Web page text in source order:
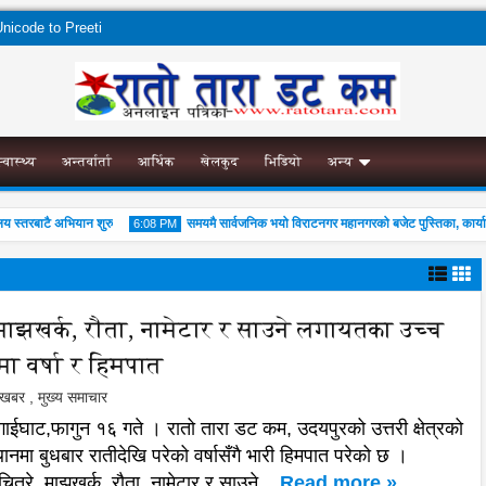
to Preeti
अन्तर्वार्ता आर्थिक खेलकुद भिडियो अन्य
अभियान शुरु 6:08 PM
04 Aug
समयमै सार्वजनिक भयो विराटनगर महानगरको बजेट पुस्तिका, कार्यान्वयन
रौता, नामेटार र साउने लगायतका उच्च
वर्षा र हिमपात
खबर मुख्य समाचार
१६ गते । रातो तारा डट कम, उदयपुरको उत्तरी क्षेत्रको
बुधबार रातीदेखि परेको वर्षासँगै भारी हिमपात परेको छ ।